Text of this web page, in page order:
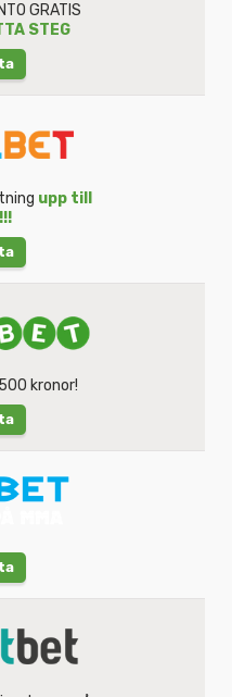
GRATIS
STEG
upp till
kronor!